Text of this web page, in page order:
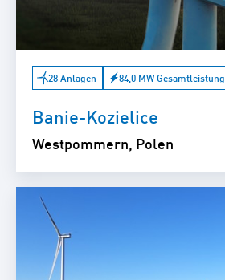
28 Anlagen 84,0 MW Gesamtleistung
Banie-Kozielice
Westpommern, Polen